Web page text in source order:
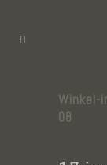
Winkel-
08